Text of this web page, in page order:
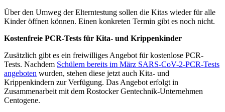
Über den Umweg der Elterntestung sollen die Kitas wieder für alle
Kinder öffnen können. Einen konkreten Termin gibt es noch nicht.
Kostenfreie PCR-Tests für Kita- und Krippenkinder
Zusätzlich gibt es ein freiwilliges Angebot für kostenlose PCR-
Tests. Nachdem Schülern bereits im März SARS-CoV-2-PCR-Tests
angeboten wurden, stehen diese jetzt auch Kita- und
Krippenkindern zur Verfügung. Das Angebot erfolgt in
Zusammenarbeit mit dem Rostocker Gentechnik-Unternehmen
Centogene.